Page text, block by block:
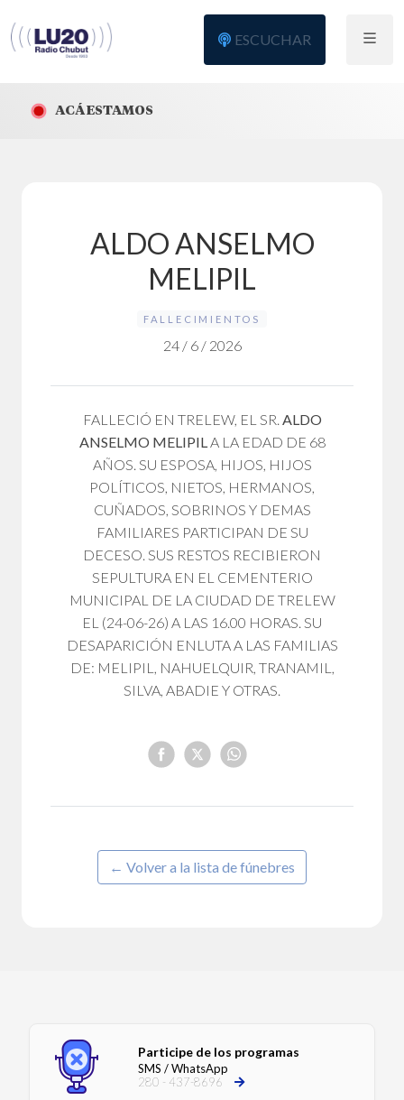
ESCUCHAR
ACÁ ESTAMOS
ALDO ANSELMO
MELIPIL
FALLECIMIENTOS
24 / 6 / 2026
FALLECIÓ EN TRELEW, EL SR. ALDO
ANSELMO MELIPILA LA EDAD DE 68
AÑOS. SU ESPOSA, HIJOS, HIJOS
POLÍTICOS, NIETOS, HERMANOS,
CUÑADOS, SOBRINOS Y DEMAS
FAMILIARES PARTICIPAN DE SU
DECESO. SUS RESTOS RECIBIERON
SEPULTURA EN EL CEMENTERIO
MUNICIPAL DE LA CIUDAD DE TRELEW
EL (24-06-26) A LAS 16.00 HORAS. SU
DESAPARICIÓN ENLUTA A LAS FAMILIAS
DE: MELIPIL, NAHUELQUIR, TRANAMIL,
SILVA, ABADIE Y OTRAS.
← Volver a la lista de fúnebres
Participe de los programas
SMS / WhatsApp
280 - 437-8696